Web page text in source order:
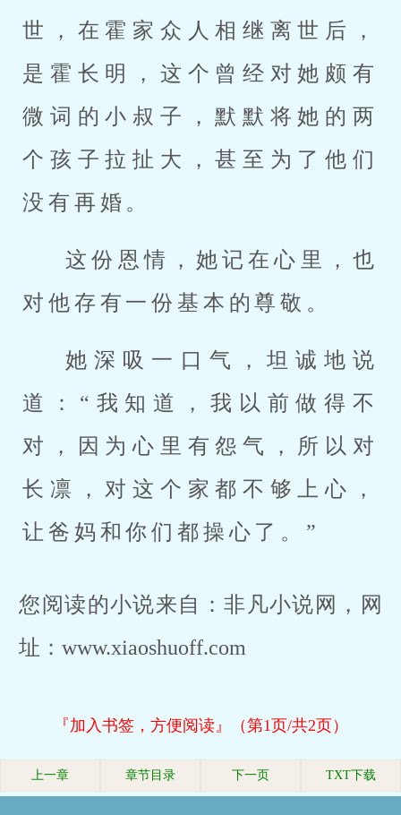
世，在霍家众人相继离世后，
是霍长明，这个曾经对她颇有
微词的小叔子，默默将她的两
个孩子拉扯大，甚至为了他们
没有再婚。
这份恩情，她记在心里，也
对他存有一份基本的尊敬。
她深吸一口气，坦诚地说
道：“我知道，我以前做得不
对，因为心里有怨气，所以对
长凛，对这个家都不够上心，
让爸妈和你们都操心了。”
您阅读的小说来自：非凡小说网，网
址：www.xiaoshuoff.com
『加入书签，方便阅读』（第1页/共2页）
上一章 章节目录 下一页 TXT下载